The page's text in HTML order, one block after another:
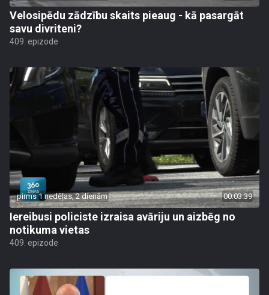
Velosipēdu zādzību skaits pieaug - kā pasargāt
savu divriteni?
409. epizode
pirms 1 nedēļas, 2 dienām 00:03:39
Iereibusi policiste izraisa avāriju un aizbēg no
notikuma vietas
409. epizode